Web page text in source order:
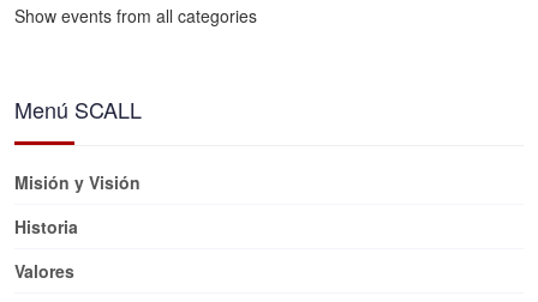
Show events from all categories
Menú SCALL
Misión y Visión
Historia
Valores